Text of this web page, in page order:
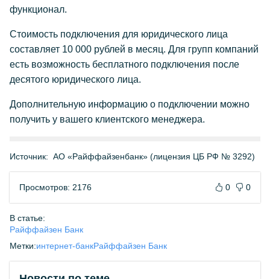
функционал.
Стоимость подключения для юридического лица
составляет 10 000 рублей в месяц. Для групп компаний
есть возможность бесплатного подключения после
десятого юридического лица.
Дополнительную информацию о подключении можно
получить у вашего клиентского менеджера.
Источник: АО «Райффайзенбанк» (лицензия ЦБ РФ № 3292)
Просмотров: 2176 0 0
В статье:
Райффайзен Банк
Метки:интернет-банкРайффайзен Банк